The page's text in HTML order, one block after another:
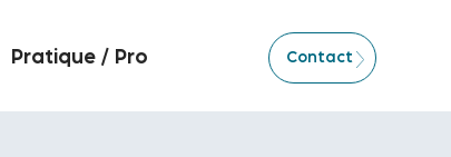
Pratique / Pro Contact